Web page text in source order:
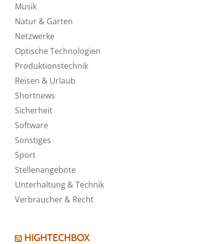
Musik
Natur & Garten
Netzwerke
Optische Technologien
Produktionstechnik
Reisen & Urlaub
Shortnews
Sicherheit
Software
Sonstiges
Sport
Stellenangebote
Unterhaltung & Technik
Verbraucher & Recht
HIGHTECHBOX